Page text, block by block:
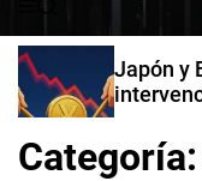
e
n
u
B
u
c
a
Japón y
Categoría: